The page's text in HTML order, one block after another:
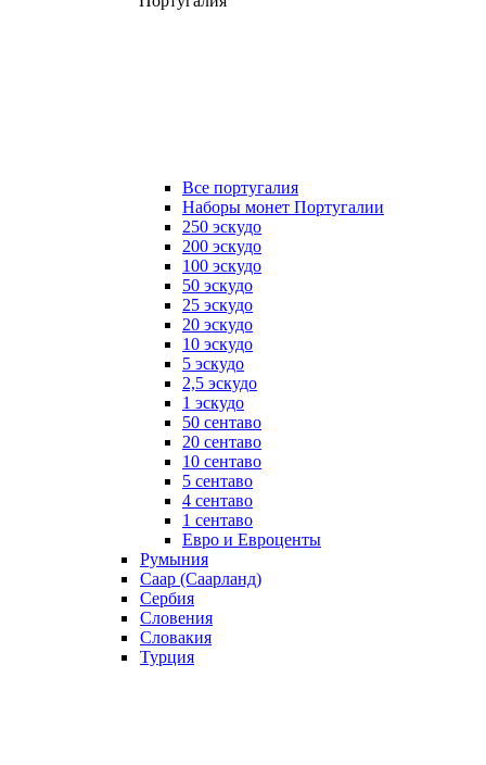
Все португалия
Наборы монет Португалии
250 эскудо
200 эскудо
100 эскудо
50 эскудо
25 эскудо
20 эскудо
10 эскудо
5 эскудо
2,5 эскудо
1 эскудо
50 сентаво
20 сентаво
10 сентаво
5 сентаво
4 сентаво
1 сентаво
Евро и Евроценты
Румыния
Саар (Саарланд)
Сербия
Словения
Словакия
Турция